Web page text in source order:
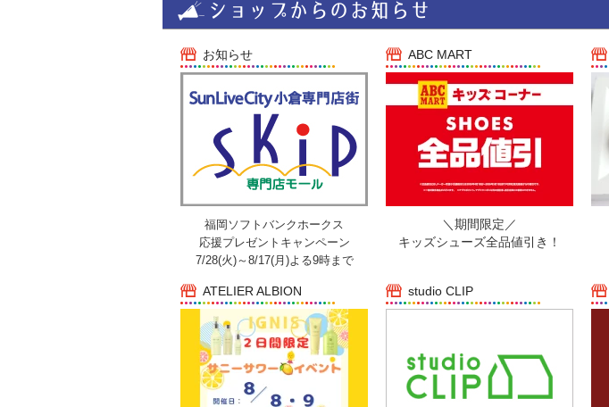
お知らせ
福岡ソフトバンクホークス
応援プレゼントキャンペーン
7/28(火)～8/17(月)よる9時まで
ABC MART
＼期間限定／
キッズシューズ全品値引き！
ATELIER ALBION studio CLIP